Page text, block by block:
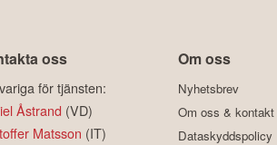
oss
för tjänsten:
Åstrand (VD)
Matsson (IT)
Om oss
Nyhetsbrev
Om oss & kontakt
Dataskyddspolicy